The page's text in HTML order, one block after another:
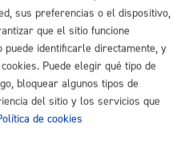
o recursos en un
electrónico
sus preferencias o el dispositivo,
que el sitio funcione
identificarle directamente, y
Puede elegir qué tipo de
bloquear algunos tipos de
del sitio y los servicios que
de cookies